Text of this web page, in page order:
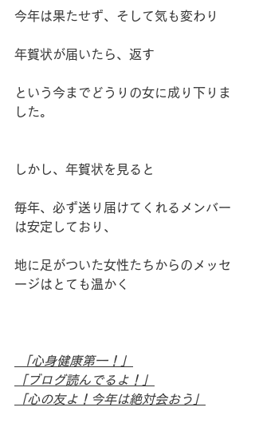
今年は果たせず、そして気も変わり
年賀状が届いたら、返す
という今までどうりの女に成り下りま
した。
しかし、年賀状を見ると
毎年、必ず送り届けてくれるメンバー
は安定しており、
地に足がついた女性たちからのメッセ
ージはとても温かく
「心身健康第一！」
「ブログ読んでるよ！」
「心の友よ！今年は絶対会おう」